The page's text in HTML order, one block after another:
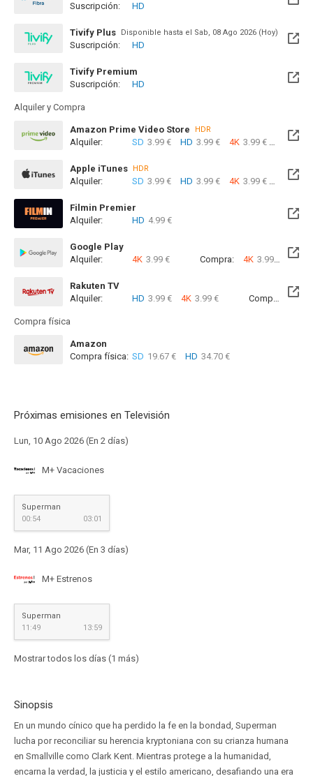
Disponible hasta el Vie, 18 Sep 2026 (Queda 1 mes)
Suscripción: HD
Tivify Plus Disponible hasta el Sab, 08 Ago 2026 (Hoy)
Suscripción: HD
Tivify Premium
Disponible hasta el Sab, 08 Ago 2026 (Hoy)
Suscripción: HD
Alquiler y Compra
Amazon Prime Video Store HDR
Alquiler: SD 3.99 € HD 3.99 € 4K 3.99 €
Apple iTunes HDR
Alquiler: SD 3.99 € HD 3.99 € 4K 3.99 €
Filmin Premier
Disponible hasta el Mié, 07 Oct 2026 (Queda 1 mes)
Alquiler: HD 4.99 €
Google Play
Alquiler:
4K 3.99 € Compra: 4K 3.99 €
Rakuten TV
Alquiler:
HD 3.99 € 4K 3.99 € Compra: SD
Compra física
Amazon
Compra física: SD 19.67 € HD 34.70 €
Próximas emisiones en Televisión
Lun, 10 Ago 2026 (En 2 días)
M+ Vacaciones
Superman
00:54
03:01
Mar, 11 Ago 2026 (En 3 días)
M+ Estrenos
Superman
11:49
13:59
Mostrar todos los días (1 más)
Sinopsis
En un mundo cínico que ha perdido la fe en la bondad, Superman
lucha por reconciliar su herencia kryptoniana con su crianza humana
en Smallville como Clark Kent. Mientras protege a la humanidad,
encarna la verdad, la justicia y el estilo americano, desafiando una era